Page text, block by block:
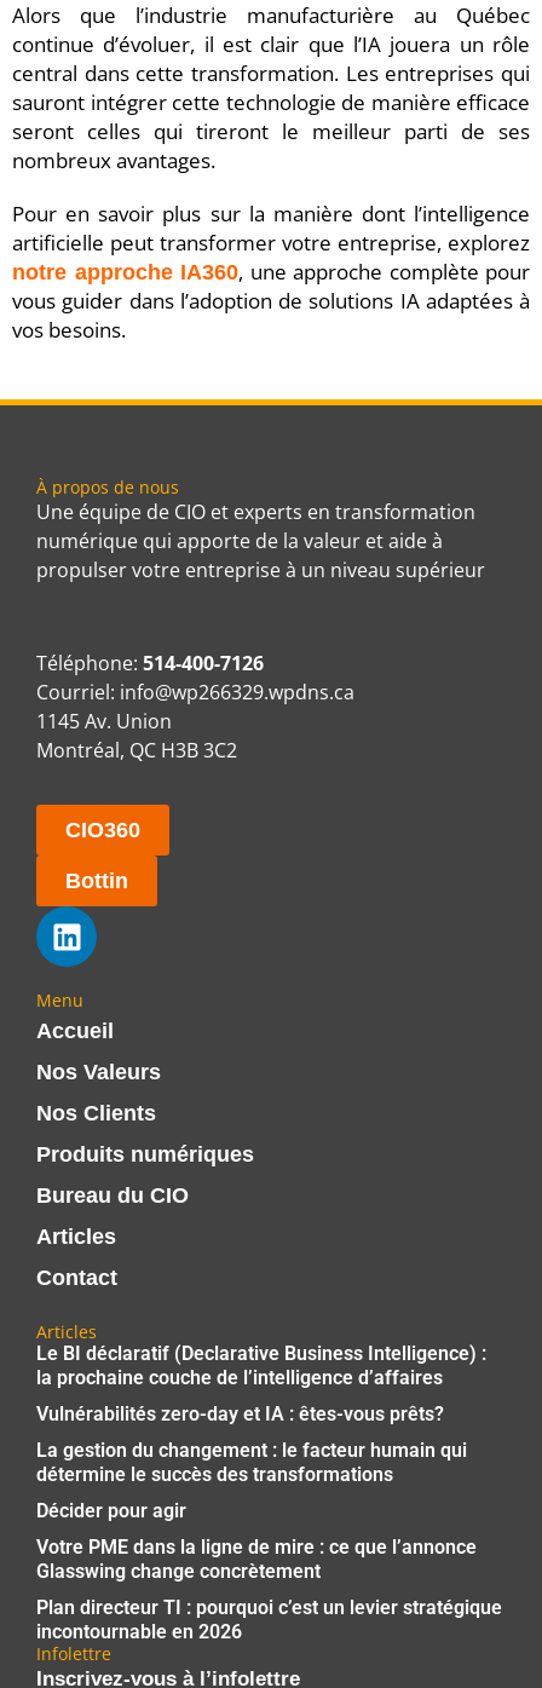
Alors que l’industrie manufacturière au Québec
continue d’évoluer, il est clair que l’IA jouera un rôle
central dans cette transformation. Les entreprises qui
sauront intégrer cette technologie de manière efficace
seront celles qui tireront le meilleur parti de ses
nombreux avantages.
Pour en savoir plus sur la manière dont l’intelligence
artificielle peut transformer votre entreprise, explorez
notre approche IA360, une approche complète pour
vous guider dans l’adoption de solutions IA adaptées à
vos besoins.
À propos de nous
Une équipe de CIO et experts en transformation
numérique qui apporte de la valeur et aide à
propulser votre entreprise à un niveau supérieur
Téléphone: 514-400-7126
Courriel: info@wp266329.wpdns.ca
1145 Av. Union
Montréal, QC H3B 3C2
CIO360
Bottin
Menu
Accueil
Nos Valeurs
Nos Clients
Produits numériques
Bureau du CIO
Articles
Contact
Articles
Le BI déclaratif (Declarative Business Intelligence) :
la prochaine couche de l’intelligence d’affaires
Vulnérabilités zero-day et IA : êtes-vous prêts?
La gestion du changement : le facteur humain qui
détermine le succès des transformations
Décider pour agir
Votre PME dans la ligne de mire : ce que l’annonce
Glasswing change concrètement
Plan directeur TI : pourquoi c’est un levier stratégique
incontournable en 2026
Infolettre
Inscrivez-vous à l’infolettre